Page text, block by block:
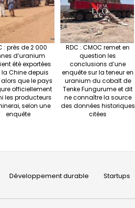
: près de 2 000
d’uranium
été exportées
la Chine depuis
que le pays
officiellement
les producteurs
selon une
enquête
RDC : CMOC remet en
question les
conclusions d’une
enquête sur la teneur en
uranium du cobalt de
Tenke Fungurume et dit
ne connaître la source
des données historiques
citées
Développement durable Startups